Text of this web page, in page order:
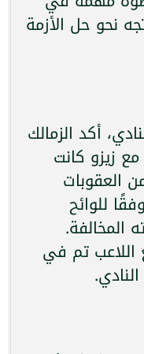
نحو حل الأزمة
أكد الزمالك
زيزو كانت
العقوبات
للوائح
المخالفة.
اللاعب تم في